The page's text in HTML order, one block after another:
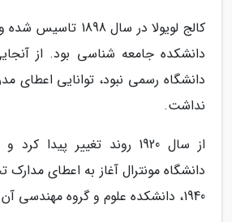
کالج لویولا در سال
دانشکده جامعه شناسی بود. از
دانشگاه رسمی نبود، توانایی اعطای
نداشت.
از سال 1920 روند تغییر پیدا
دانشگاه مونترال آغاز به اعطای
1940، دانشکده علوم و گروه مهندسی آن نیز تاسیس شد.